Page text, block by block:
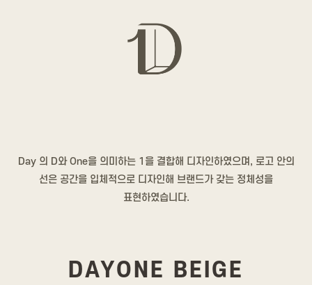
Day 의 D와 One을 의미하는 1을 결합해 디자인하였으며, 로고 안의
선은 공간을 입체적으로 디자인해 브랜드가 갖는 정체성을
표현하였습니다.
DAYONE BEIGE